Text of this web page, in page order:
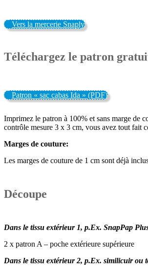
Vers la mercerie Snaply
Téléchargez le patron
Patron « sac cabas Ida » (PDF)
Imprimez le patron à 100% et sans marge de
contrôle mesure 3 x 3 cm, vous avez tout fait
Marges de couture:
Les marges de couture de 1 cm sont déjà
Découpe
Dans le tissu extérieur 1, p.Ex. SnapPap
2 x patron A – poche extérieure supérieure
Dans le tissu extérieur 2, p.Ex. similicuir ou